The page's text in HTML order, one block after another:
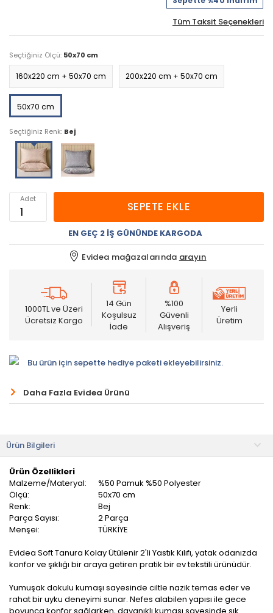
Tüm Taksit Seçenekleri
Seçtiğiniz Ölçü: 50x70 cm
160x220 cm + 50x70 cm 200x220 cm + 50x70 cm
50x70 cm
Seçtiğiniz Renk: Bej
Adet
SEPETE EKLE
EN GEÇ 2 İŞ GÜNÜNDE KARGODA
Evidea mağazalarında arayın
1000TL ve Üzeri
Ücretsiz Kargo
14 Gün
Koşulsuz
İade
%100
Güvenli
Alışveriş
Yerli
Üretim
Bu ürün için sepette hediye paketi ekleyebilirsiniz.
Daha Fazla Evidea Ürünü
Ürün Bilgileri
Ürün Özellikleri
Malzeme/Materyal:
%50 Pamuk %50 Polyester
Ölçü:
50x70 cm
Renk:
Bej
Parça Sayısı:
2 Parça
Menşei:
TÜRKİYE
Evidea Soft Tanura Kolay Ütülenir 2'li Yastık Kılıfı, yatak odanızda
konfor ve şıklığı bir araya getiren pratik bir ev tekstili ürünüdür.
Yumuşak dokulu kumaşı sayesinde ciltle nazik temas eder ve
rahat bir uyku deneyimi sunar. Nefes alabilen yapısı ile gece
boyunca konfor sağlarken, dayanıklı kumaşı sayesinde sık